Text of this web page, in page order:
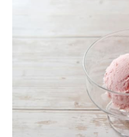
季節の行事やお出かけ
ままてぃ編集部